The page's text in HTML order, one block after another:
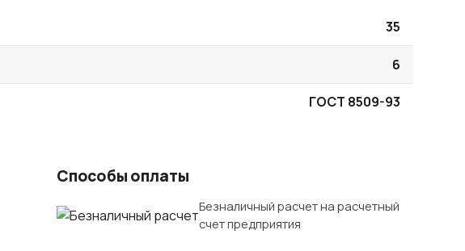
35
6
ГОСТ 8509-93
Способы оплаты
Безналичный расчет на расчетный
счет предприятия